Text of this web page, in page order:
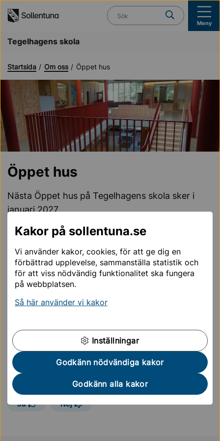
Kakor på sollentuna.se
Vi använder kakor, cookies, för att ge dig en
förbättrad upplevelse, sammanställa statistik och
för att viss nödvändig funktionalitet ska fungera
på webbplatsen.
Så här använder vi kakor
Inställningar
Godkänn nödvändiga kakor
Godkänn alla kakor
Vad söker du?
Meny
Tegelhagens skola
Startsida Om oss Öppet hus
Öppet hus
Nästa Öppet hus på Tegelhagens skola sker i
januari 2027.
Mer information om datum kommer längre fram.
Presentation från Öppet hus i januari 2026:
Öppet Hus 2026
Välkommen att söka till oss!
E-tjänst för skolansökan
Sidan uppdaterades11 februari 2026
Hjälpte informationen på den här sidan dig?
Ja Nej